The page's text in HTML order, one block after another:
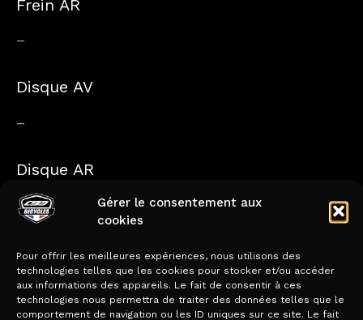
Gérer le consentement aux
cookies
Pour offrir les meilleures expériences, nous utilisons des
technologies telles que les cookies pour stocker et/ou accéder
aux informations des appareils. Le fait de consentir à ces
technologies nous permettra de traiter des données telles que le
comportement de navigation ou les ID uniques sur ce site. Le fait
Frein AR
–
Disque AV
–
Disque AR
–
Roue
Moyeux